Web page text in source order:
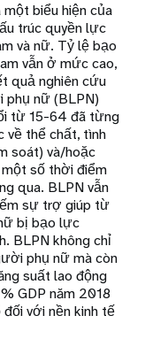
biểu hiện của
trúc quyền lực
và nữ. Tỷ lệ bạo
vẫn ở mức cao,
quả nghiên cứu
phụ nữ (BLPN)
từ 15-64 đã từng
về thể chất, tình
soát) và/hoặc
số thời điểm
qua. BLPN vẫn
sự trợ giúp từ
bị bạo lực
BLPN không chỉ
phụ nữ mà còn
suất lao động
GDP năm 2018
với nền kinh tế